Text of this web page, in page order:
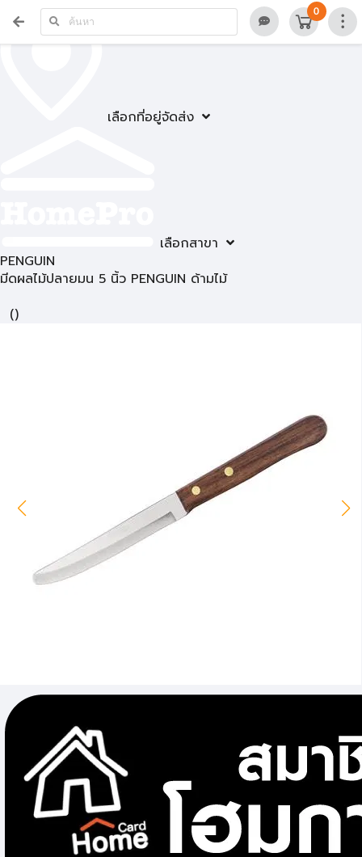
เลือกที่อยู่จัดส่ง
เลือกสาขา
0
PENGUIN
มีดผลไม้ปลายมน 5 นิ้ว PENGUIN ด้ามไม้
()